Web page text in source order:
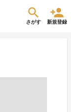
さがす 新規登録